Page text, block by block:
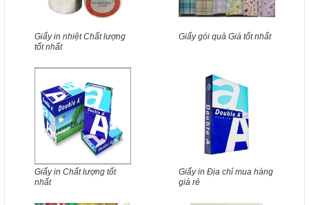
Giấy in nhiệt Chất lượng
tốt nhất
Giấy gói quà Giá tốt nhất
Giấy in Chất lượng tốt
nhất
Giấy in Địa chỉ mua hàng
giá rẻ